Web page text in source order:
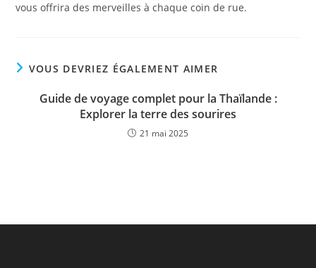
vous offrira des merveilles à chaque coin de rue.
VOUS DEVRIEZ ÉGALEMENT AIMER
Guide de voyage complet pour la Thaïlande :
Explorer la terre des sourires
21 mai 2025